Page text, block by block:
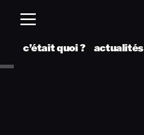
c’était quoi ? actualités